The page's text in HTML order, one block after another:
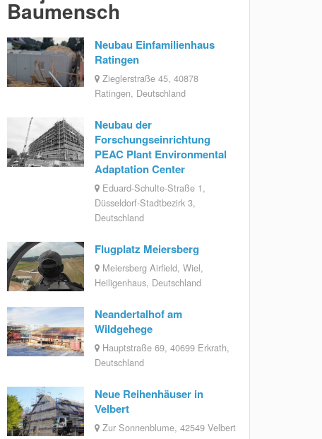
Baumensch
Neubau Einfamilienhaus
Ratingen
Zieglerstraße 45, 40878
Ratingen, Deutschland
Neubau der
Forschungseinrichtung
PEAC Plant Environmental
Adaptation Center
Eduard-Schulte-Straße 1,
Düsseldorf-Stadtbezirk 3,
Deutschland
Flugplatz Meiersberg
Meiersberg Airfield, Wiel,
Heiligenhaus, Deutschland
Neandertalhof am
Wildgehege
Hauptstraße 69, 40699 Erkrath,
Deutschland
Neue Reihenhäuser in
Velbert
Zur Sonnenblume, 42549 Velbert